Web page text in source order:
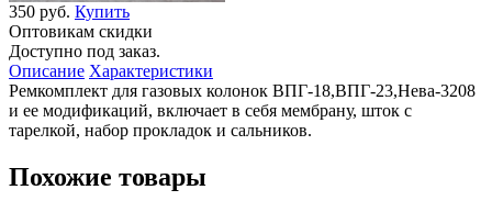
350 руб. Купить
Оптовикам скидки
Доступно под заказ.
Описание Характеристики
Ремкомплект для газовых колонок ВПГ-18,ВПГ-23,Нева-3208
и ее модификаций, включает в себя мембрану, шток с
тарелкой, набор прокладок и сальников.
Похожие товары